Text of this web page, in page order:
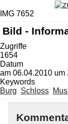
IMG 7652
Bild -
Zugriffe
1654
Datum
am 06.04.2010 um
Keywords
Burg Schloss